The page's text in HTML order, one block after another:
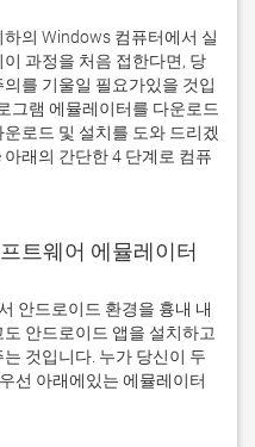
의 Windows 컴퓨터에서 실
과정을 처음 접한다면, 당
를 기울일 필요가있을 것입
그램 에뮬레이터를 다운로드
로드 및 설치를 도와 드리겠
래의 간단한 4 단계로 컴퓨
트웨어 에뮬레이터
안드로이드 환경을 흉내 내
안드로이드 앱을 설치하고
것입니다. 누가 당신이 두
선 아래에있는 에뮬레이터